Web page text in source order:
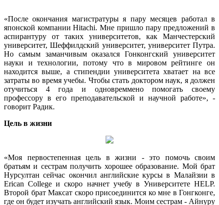
«После окончания магистратуры я пару месяцев работал в
японской компании Hitachi. Мне пришло пару предложений в
аспирантуру от таких университетов, как Манчестерский
университет, Шеффилдский университет, университет Путра.
Но самым заманчивым оказался Гонконгский университет
науки и технологии, потому что в мировом рейтинге он
находится выше, а стипендии университета хватает на все
затраты во время учебы. Чтобы стать доктором наук, я должен
отучиться 4 года и одновреммено помогать своему
профессору в его преподавательской и научной работе», -
говорит Радик.
Цель в жизни
«Моя первостепенная цель в жизни - это помочь своим
братьям и сестрам получить хорошее образование. Мой брат
Нурсултан сейчас окончил английские курсы в Малайзии в
Erican College и скоро начнет учебу в Университете HELP.
Второй брат Максат скоро присоединится ко мне в Гонгконге,
где он будет изучать английский язык. Моим сестрам - Айнуру